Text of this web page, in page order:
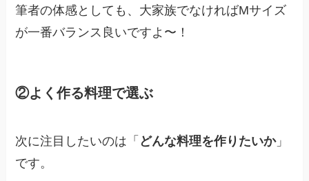
筆者の体感としても、大家族でなければMサイズ
が一番バランス良いですよ〜！
②よく作る料理で選ぶ
次に注目したいのは「 どんな料理を作りたいか」
です。